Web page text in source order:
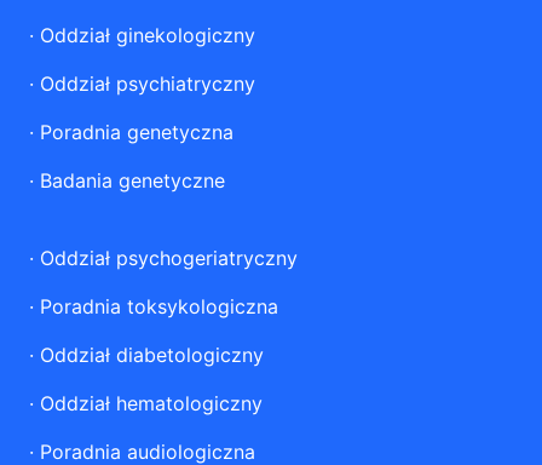
· Oddział ginekologiczny
· Oddział psychiatryczny
· Poradnia genetyczna
· Badania genetyczne
· Oddział psychogeriatryczny
· Poradnia toksykologiczna
· Oddział diabetologiczny
· Oddział hematologiczny
· Poradnia audiologiczna